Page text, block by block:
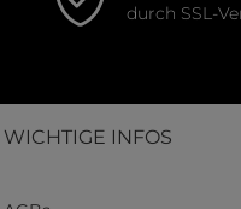
durch SSL-
WICHTIGE INFOS